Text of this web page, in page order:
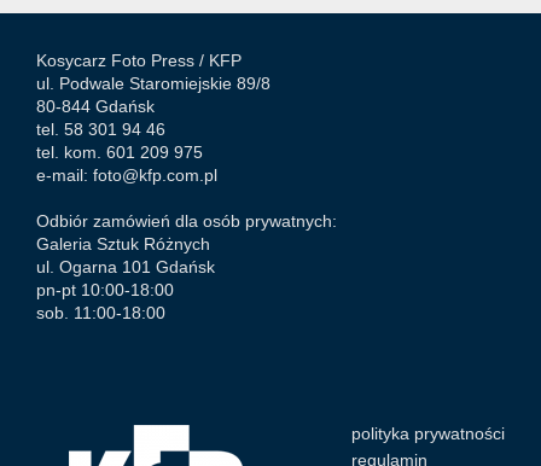
Kosycarz Foto Press / KFP
ul. Podwale Staromiejskie 89/8
80-844 Gdańsk
tel. 58 301 94 46
tel. kom. 601 209 975
e-mail: foto@kfp.com.pl
Odbiór zamówień dla osób prywatnych:
Galeria Sztuk Różnych
ul. Ogarna 101 Gdańsk
pn-pt 10:00-18:00
sob. 11:00-18:00
polityka prywatności
regulamin